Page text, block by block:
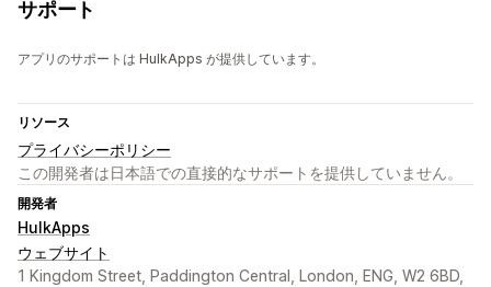
サポート
アプリのサポートは HulkApps が提供しています。
リソース
プライバシーポリシー
この開発者は日本語での直接的なサポートを提供していません。
開発者
HulkApps
ウェブサイト
1 Kingdom Street, Paddington Central, London, ENG, W2 6BD,